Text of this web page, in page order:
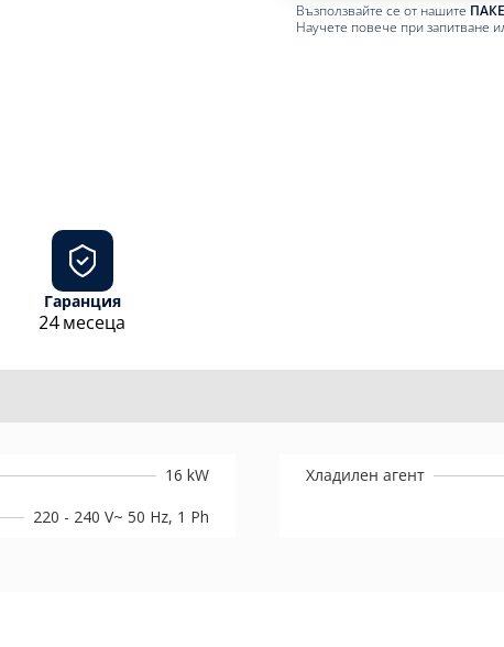
Възползвайте се от нашите
Научете повече при запитване
Гаранция
24 месеца
16 kW
220 - 240 V~ 50 Hz, 1 Ph
Хладилен агент